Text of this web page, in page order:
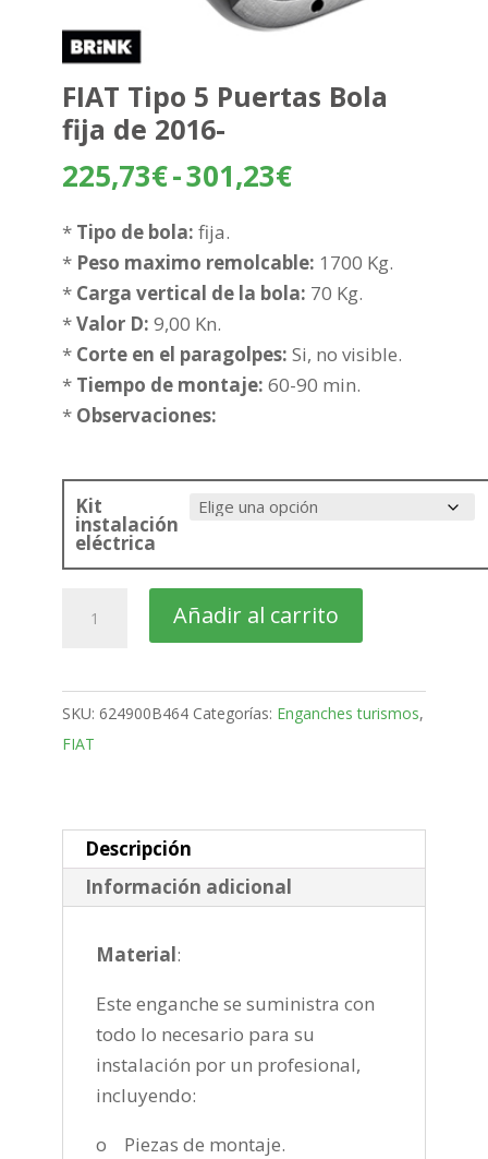
FIAT Tipo 5 Puertas Bola
fija de 2016-
225,73€-301,23€Rango
desde
225,73€
301,23€
* Tipo de bola: fija.
* Peso maximo remolcable: 1700 Kg.
* Carga vertical de la bola: 70 Kg.
*Valor D: 9,00 Kn.
* Corte en el paragolpes: Si, no visible.
* Tiempo de montaje: 60-90 min.
* Observaciones:
Kit
instalación
eléctrica
Tipo
Puertas
Bola
fija
cantidad
Añadir al carrito
SKU: 624900B464 Categorías: Enganches turismos,
FIAT
Descripción
Información adicional
Material:
Este enganche se suministra con
todo lo necesario para su
instalación por un profesional,
incluyendo:
o Piezas de montaje.